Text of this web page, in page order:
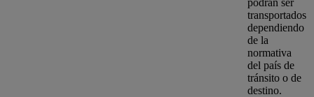
transportados
dependiendo
de la
normativa
del país de
tránsito o de
destino.